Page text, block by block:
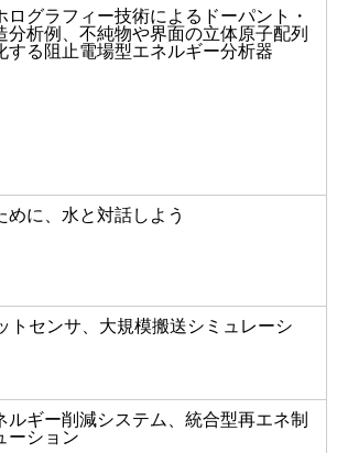
ログラフィー技術によるドーパント・
分析例、不純物や界面の立体原子配列
する阻止電場型エネルギー分析器
めに、水と対話しよう
トセンサ、大規模搬送シミュレーシ
ルギー削減システム、統合型再エネ制
ーション